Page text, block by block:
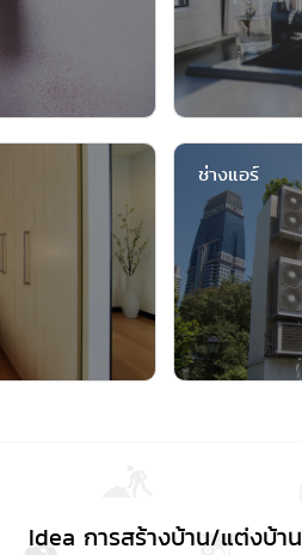
ช่างแอร์
Idea การสร้างบ้าน/แต่งบ้าน